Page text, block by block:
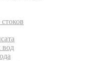
вод